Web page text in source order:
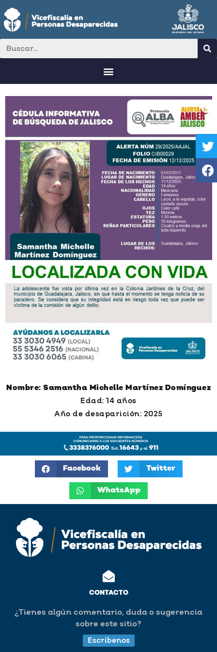
Nombre: Samantha Michelle Martínez Domínguez
Edad: 14 años
Año de desaparición: 2025
Facebook Twitter
WhatsApp
CONTACTO
¿Tienes algún comentario, duda o sugerencia
sobre este sitio?
Escríbenos